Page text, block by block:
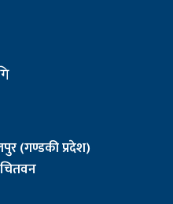
(गण्डकी प्रदेश)